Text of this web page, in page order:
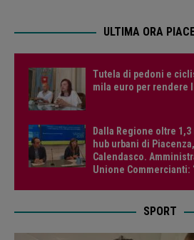
ULTIMA ORA
Tutela di pedoni e
mila euro per rendere
Dalla Regione oltre
hub urbani di
Calendasco.
Unione Commercianti:
SPORT